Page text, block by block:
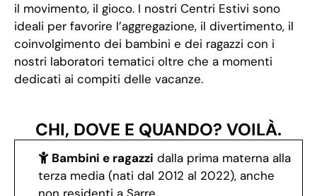
il movimento, il gioco. I nostri Centri Estivi sono
ideali per favorire l’aggregazione, il divertimento, il
coinvolgimento dei bambini e dei ragazzi con i
nostri laboratori tematici oltre che a momenti
dedicati ai compiti delle vacanze.
CHI, DOVE E QUANDO? VOILÀ.
Bambini e ragazzi dalla prima materna alla
terza media (nati dal 2012 al 2022), anche